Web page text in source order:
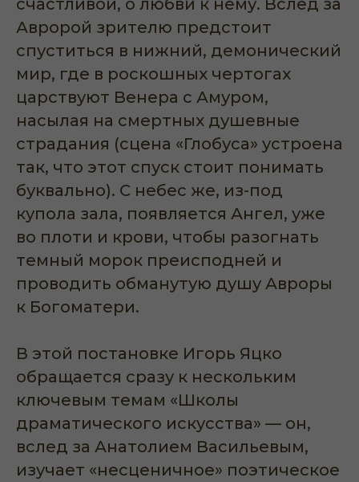
Авророй зрителю предстоит
спуститься в нижний, демонический
мир, где в роскошных чертогах
царствуют Венера с Амуром,
насылая на смертных душевные
страдания (сцена «Глобуса» устроена
так, что этот спуск стоит понимать
буквально). С небес же, из-под
купола зала, появляется Ангел, уже
во плоти и крови, чтобы разогнать
темный морок преисподней и
проводить обманутую душу Авроры
к Богоматери.
В этой постановке Игорь Яцко
обращается сразу к нескольким
ключевым темам «Школы
драматического искусства» — он,
вслед за Анатолием Васильевым,
изучает «несценичное» поэтическое